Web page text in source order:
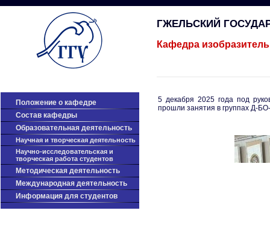
ГЖЕЛЬСКИЙ
Кафедра
Положение о кафедре
Cостав кафедры
Образовательная деятельность
Научная и творческая деятельность
Научно-исследовательская и
творческая работа студентов
Методическая деятельность
Международная деятельность
Информация для студентов
5 декабря 2025 года под
прошли занятия в группах Д-